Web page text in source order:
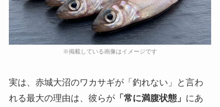
実は、赤城大沼のワカサギが「釣れない」と言わ
れる最大の理由は、彼らが「常に満腹状態」 にあ